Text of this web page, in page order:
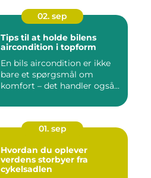
02. sep
Tips til at holde bilens
aircondition i topform
En bils aircondition er ikke
bare et spørgsmål om
komfort – det handler også...
01. sep
Hvordan du oplever
verdens storbyer fra
cykelsadlen